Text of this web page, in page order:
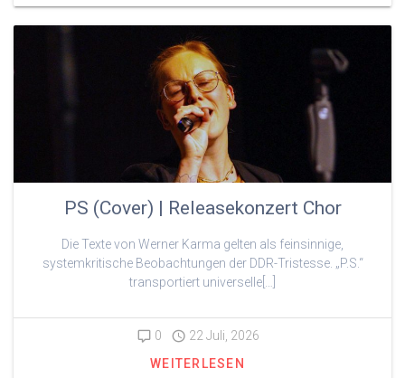
PS (Cover) | Releasekonzert Chor
Die Texte von Werner Karma gelten als feinsinnige,
systemkritische Beobachtungen der DDR-Tristesse. „P.S.“
transportiert universelle[…]
0
22 Juli, 2026
WEITERLESEN